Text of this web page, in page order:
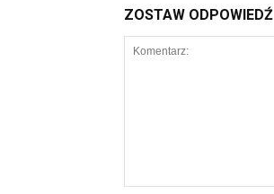
ZOSTAW ODPOWIEDŹ